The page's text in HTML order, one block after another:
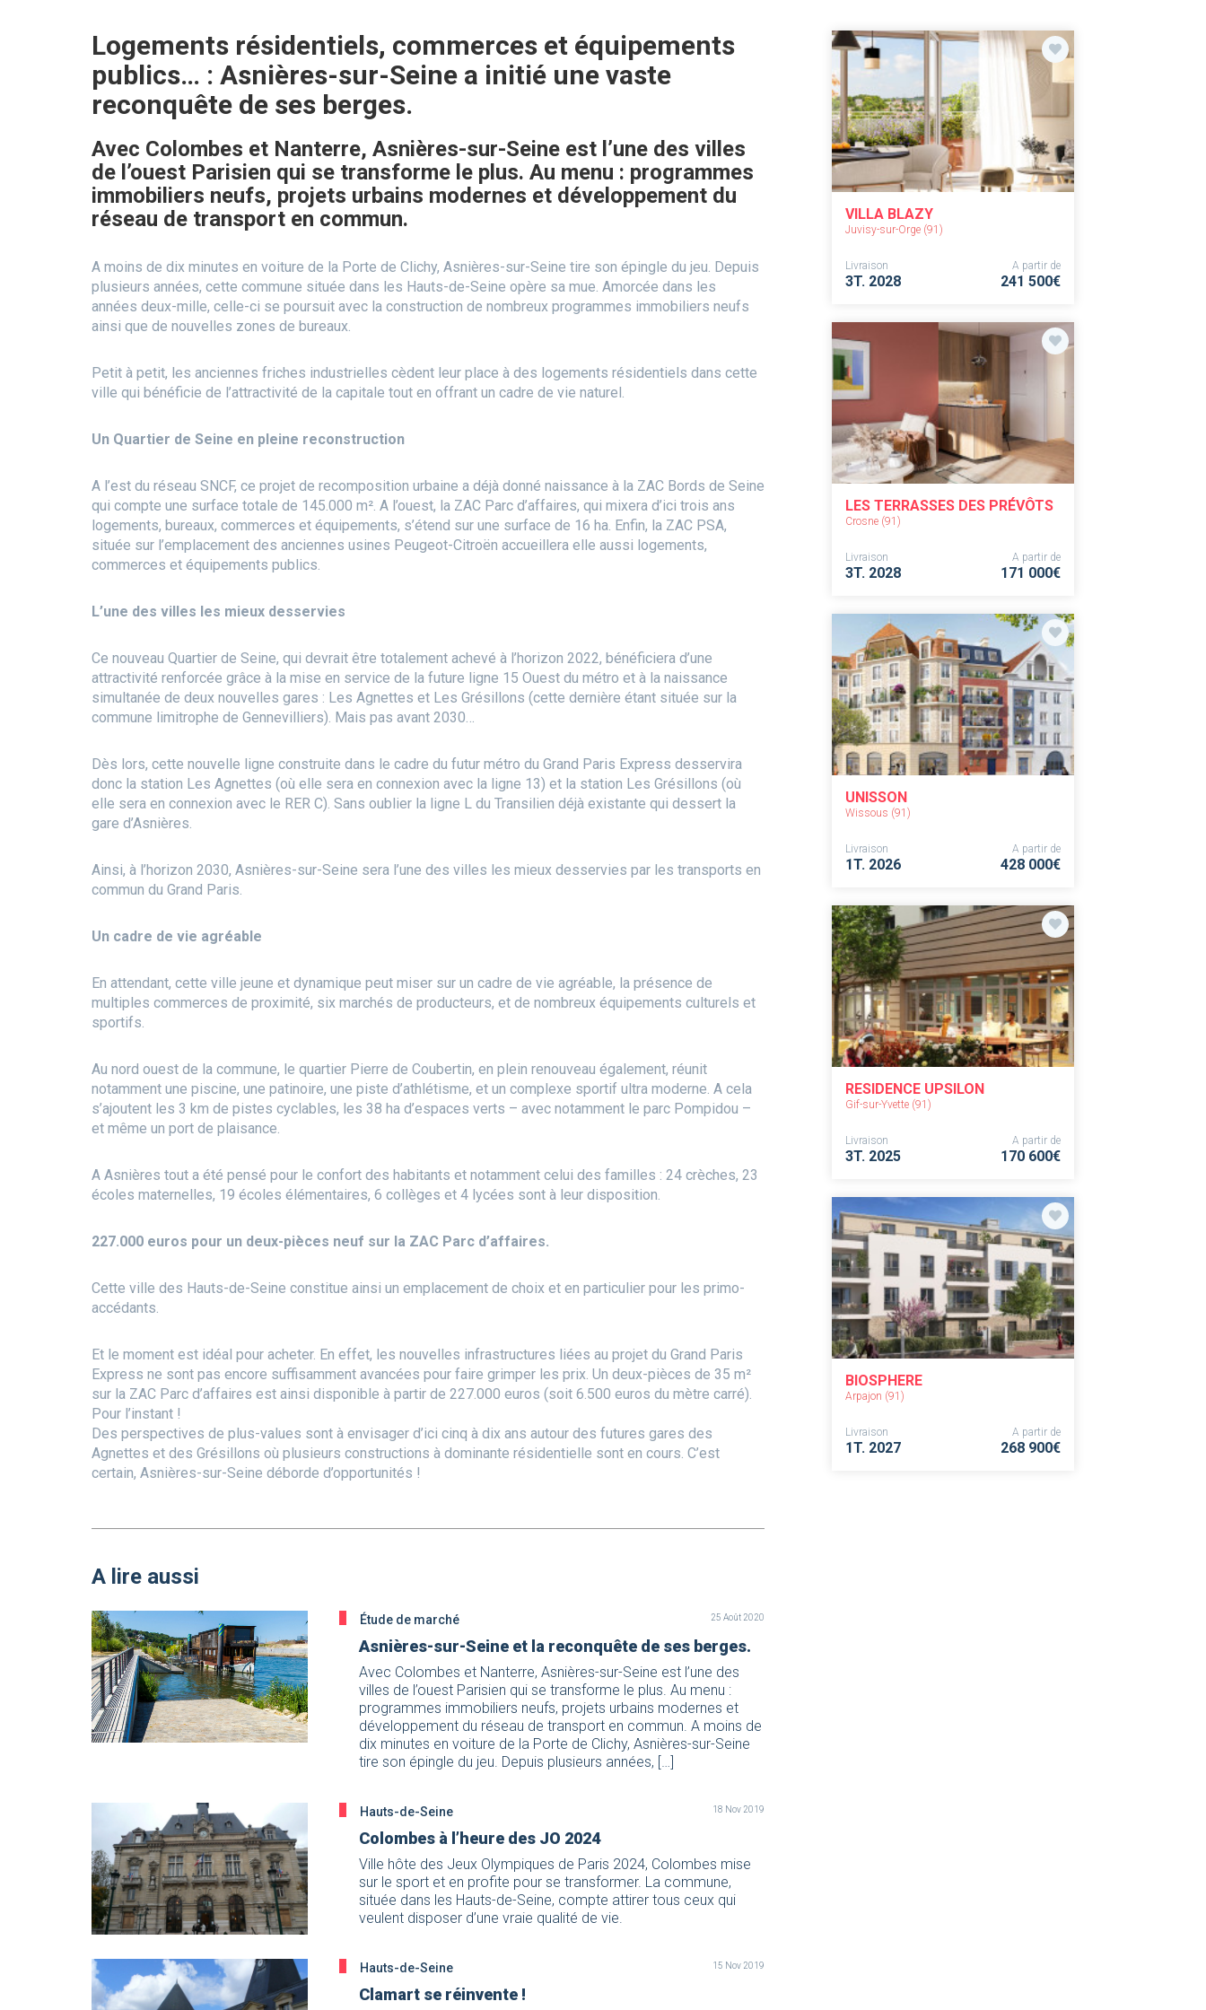
Logements résidentiels, commerces et équipements
publics… : Asnières-sur-Seine a initié une vaste
reconquête de ses berges.
Avec Colombes et Nanterre, Asnières-sur-Seine est l’une des villes
de l’ouest Parisien qui se transforme le plus. Au menu : programmes
immobiliers neufs, projets urbains modernes et développement du
réseau de transport en commun.
A moins de dix minutes en voiture de la Porte de Clichy, Asnières-sur-Seine tire son épingle du jeu. Depuis
plusieurs années, cette commune située dans les Hauts-de-Seine opère sa mue. Amorcée dans les
années deux-mille, celle-ci se poursuit avec la construction de nombreux programmes immobiliers neufs
ainsi que de nouvelles zones de bureaux.
Petit à petit, les anciennes friches industrielles cèdent leur place à des logements résidentiels dans cette
ville qui bénéficie de l’attractivité de la capitale tout en offrant un cadre de vie naturel.
Un Quartier de Seine en pleine reconstruction
A l’est du réseau SNCF, ce projet de recomposition urbaine a déjà donné naissance à la ZAC Bords de Seine
qui compte une surface totale de 145.000 m². A l’ouest, la ZAC Parc d’affaires, qui mixera d’ici trois ans
logements, bureaux, commerces et équipements, s’étend sur une surface de 16 ha. Enfin, la ZAC PSA,
située sur l’emplacement des anciennes usines Peugeot-Citroën accueillera elle aussi logements,
commerces et équipements publics.
L’une des villes les mieux desservies
Ce nouveau Quartier de Seine, qui devrait être totalement achevé à l’horizon 2022, bénéficiera d’une
attractivité renforcée grâce à la mise en service de la future ligne 15 Ouest du métro et à la naissance
simultanée de deux nouvelles gares : Les Agnettes et Les Grésillons (cette dernière étant située sur la
commune limitrophe de Gennevilliers). Mais pas avant 2030…
Dès lors, cette nouvelle ligne construite dans le cadre du futur métro du Grand Paris Express desservira
donc la station Les Agnettes (où elle sera en connexion avec la ligne 13) et la station Les Grésillons (où
elle sera en connexion avec le RER C). Sans oublier la ligne L du Transilien déjà existante qui dessert la
gare d’Asnières.
Ainsi, à l’horizon 2030, Asnières-sur-Seine sera l’une des villes les mieux desservies par les transports en
commun du Grand Paris.
Un cadre de vie agréable
En attendant, cette ville jeune et dynamique peut miser sur un cadre de vie agréable, la présence de
multiples commerces de proximité, six marchés de producteurs, et de nombreux équipements culturels et
sportifs.
Au nord ouest de la commune, le quartier Pierre de Coubertin, en plein renouveau également, réunit
notamment une piscine, une patinoire, une piste d’athlétisme, et un complexe sportif ultra moderne. A cela
s’ajoutent les 3 km de pistes cyclables, les 38 ha d’espaces verts – avec notamment le parc Pompidou –
et même un port de plaisance.
A Asnières tout a été pensé pour le confort des habitants et notamment celui des familles : 24 crèches, 23
écoles maternelles, 19 écoles élémentaires, 6 collèges et 4 lycées sont à leur disposition.
227.000 euros pour un deux-pièces neuf sur la ZAC Parc d’affaires.
Cette ville des Hauts-de-Seine constitue ainsi un emplacement de choix et en particulier pour les primo-
accédants.
Et le moment est idéal pour acheter. En effet, les nouvelles infrastructures liées au projet du Grand Paris
Express ne sont pas encore suffisamment avancées pour faire grimper les prix. Un deux-pièces de 35 m²
sur la ZAC Parc d’affaires est ainsi disponible à partir de 227.000 euros (soit 6.500 euros du mètre carré).
Pour l’instant !
Des perspectives de plus-values sont à envisager d’ici cinq à dix ans autour des futures gares des
Agnettes et des Grésillons où plusieurs constructions à dominante résidentielle sont en cours. C’est
certain, Asnières-sur-Seine déborde d’opportunités !
VILLA BLAZY
Juvisy-sur-Orge (91)
Livraison
3T. 2028
A partir de
241 500€
LES TERRASSES DES PRÉVÔTS
Crosne (91)
Livraison
3T. 2028
A partir de
171 000€
UNISSON
Wissous (91)
Livraison
1T. 2026
A partir de
428 000€
RESIDENCE UPSILON
Gif-sur-Yvette (91)
Livraison
3T. 2025
A partir de
170 600€
BIOSPHERE
Arpajon (91)
Livraison
1T. 2027
A partir de
268 900€
A lire aussi
Étude de marché 25 Août 2020
Asnières-sur-Seine et la reconquête de ses berges.
Avec Colombes et Nanterre, Asnières-sur-Seine est l’une des
villes de l’ouest Parisien qui se transforme le plus. Au menu :
programmes immobiliers neufs, projets urbains modernes et
développement du réseau de transport en commun. A moins de
dix minutes en voiture de la Porte de Clichy, Asnières-sur-Seine
tire son épingle du jeu. Depuis plusieurs années, […]
Hauts-de-Seine 18 Nov 2019
Colombes à l’heure des JO 2024
Ville hôte des Jeux Olympiques de Paris 2024, Colombes mise
sur le sport et en profite pour se transformer. La commune,
située dans les Hauts-de-Seine, compte attirer tous ceux qui
veulent disposer d’une vraie qualité de vie.
Hauts-de-Seine 15 Nov 2019
Clamart se réinvente !